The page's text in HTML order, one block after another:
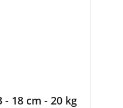
18 cm - 20 kg